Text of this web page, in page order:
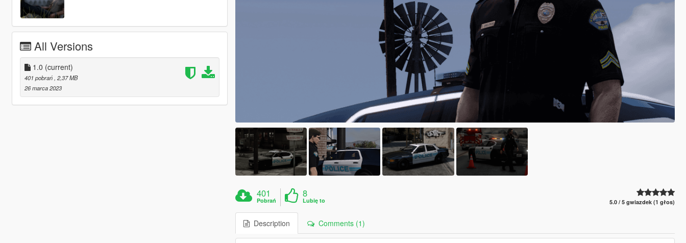
All Versions
1.0 (current)
401 pobrań , 2,37 MB
26 marca 2023
401
Pobrań
8
Lubię to 5.0 / 5 gwiazdek (1 głos)
Description Comments (1)